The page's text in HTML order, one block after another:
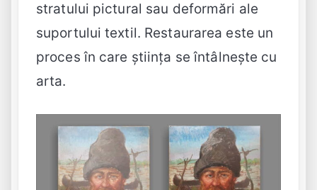
stratului pictural sau deformări ale
suportului textil. Restaurarea este un
proces în care știința se întâlnește cu
arta.